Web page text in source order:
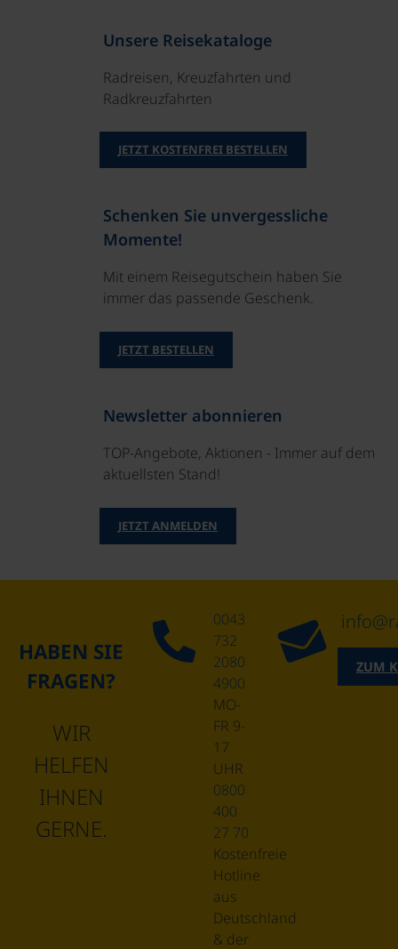
Unsere Reisekataloge
Radreisen, Kreuzfahrten und
Radkreuzfahrten
JETZT KOSTENFREI BESTELLEN
Schenken Sie unvergessliche
Momente!
Mit einem Reisegutschein haben Sie
immer das passende Geschenk.
JETZT BESTELLEN
Newsletter abonnieren
TOP-Angebote, Aktionen - Immer auf dem
aktuellsten Stand!
JETZT ANMELDEN
HABEN SIE
FRAGEN?
WIR
HELFEN
IHNEN
GERNE.
0043
732
2080
4900
MO-
FR 9-
17
UHR
0800
400
27 70
Kostenfreie
Hotline
aus
Deutschland
& der
ZUM